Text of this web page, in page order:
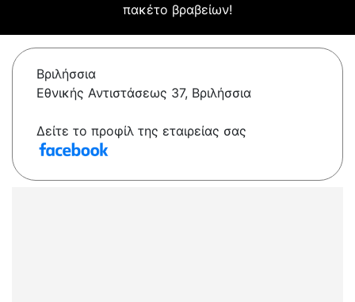
πακέτο βραβείων!
Βριλήσσια
Εθνικής Αντιστάσεως 37, Βριλήσσια
Δείτε το προφίλ της εταιρείας σας